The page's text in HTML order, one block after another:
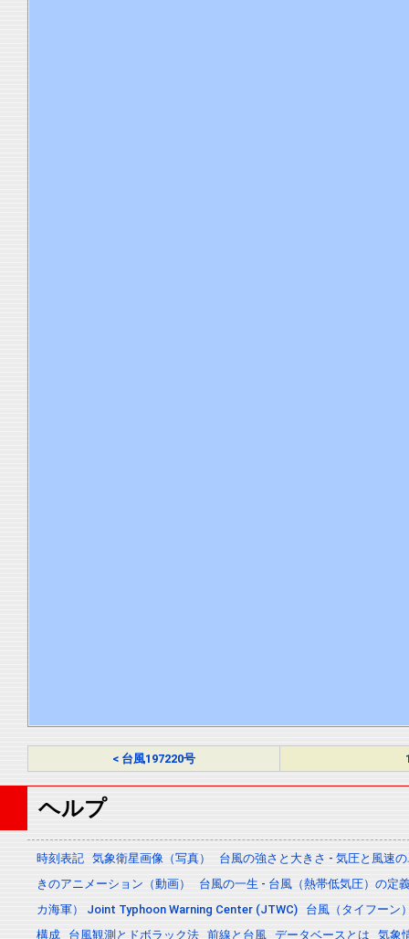
< 台風197220号
ヘルプ
時刻表記 気象衛星画像（写真）
台風の強さと大きさ - 気圧と風速
きのアニメーション（動画）
台風の一生 - 台風（熱帯低気圧）の定
カ海軍） Joint Typhoon Warning Center (JTWC)
台風（タイフーン
構成
台風観測とドボラック法 前線と台風 データベースとは 気象